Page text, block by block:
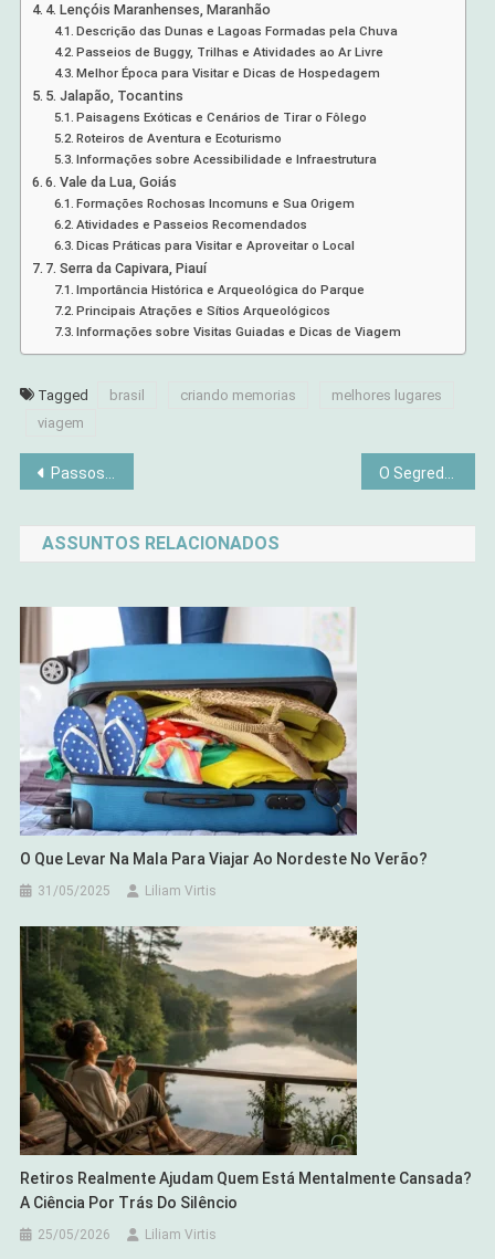
4. Lençóis Maranhenses, Maranhão
Descrição das Dunas e Lagoas Formadas pela Chuva
Passeios de Buggy, Trilhas e Atividades ao Ar Livre
Melhor Época para Visitar e Dicas de Hospedagem
5. Jalapão, Tocantins
Paisagens Exóticas e Cenários de Tirar o Fôlego
Roteiros de Aventura e Ecoturismo
Informações sobre Acessibilidade e Infraestrutura
6. Vale da Lua, Goiás
Formações Rochosas Incomuns e Sua Origem
Atividades e Passeios Recomendados
Dicas Práticas para Visitar e Aproveitar o Local
7. Serra da Capivara, Piauí
Importância Histórica e Arqueológica do Parque
Principais Atrações e Sítios Arqueológicos
Informações sobre Visitas Guiadas e Dicas de Viagem
Tagged brasil criando memorias
melhores lugares
viagem
Navegação
de
Post
Passos Simples para Criar Sua Mandala Perfeita Agora O Segredo das Peças Artesanais que Viralizam no TikTok
ASSUNTOS RELACIONADOS
O Que Levar Na Mala Para Viajar Ao Nordeste No Verão?
31/05/2025 Liliam Virtis
Retiros Realmente Ajudam Quem Está Mentalmente Cansada?
A Ciência Por Trás Do Silêncio
25/05/2026 Liliam Virtis